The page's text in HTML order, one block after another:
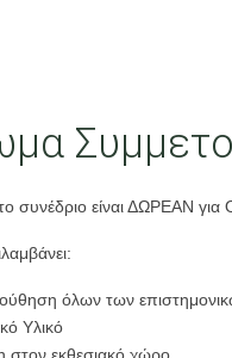
συνέδριο είναι ΔΩΡΕΑΝ για
όλων των
Υλικό